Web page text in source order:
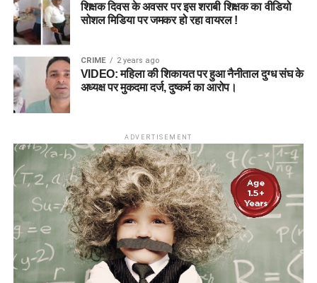
शिक्षक दिवस के अवसर पर इस शराबी शिक्षक का वीडियो
सोशल मिडिया पर जमकर हो रहा वायरल !
CRIME 2 years ago
VIDEO: महिला की शिकायत पर हुआ नैनीताल दुग्ध संघ के
अध्यक्ष पर मुकदमा दर्ज, दुष्कर्म का आरोप।
ADVERTISEMENT